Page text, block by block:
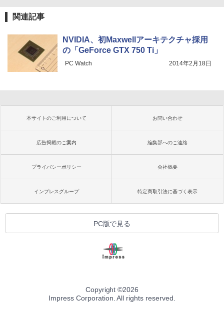
関連記事
NVIDIA、初Maxwellアーキテクチャ採用
の「GeForce GTX 750 Ti」
PC Watch 2014年2月18日
本サイトのご利用について お問い合わせ
広告掲載のご案内 編集部へのご連絡
プライバシーポリシー 会社概要
インプレスグループ 特定商取引法に基づく表示
PC版で見る
Copyright ©2026
Impress Corporation. All rights reserved.